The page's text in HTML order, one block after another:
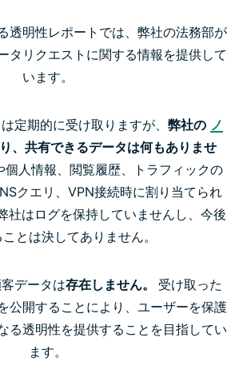
透明性レポートでは、弊社の法務部が
タリクエストに関する情報を提供して
います。
定期的に受け取りますが、 弊社の ノ
、共有できるデータは何もありませ
個人情報、閲覧履歴、トラフィックの
クエリ、VPN接続時に割り当てられ
社はログを保持していませんし、今後
とは決してありません。
データは存在しません。 受け取った
公開することにより、ユーザーを保護
る透明性を提供することを目指してい
ます。